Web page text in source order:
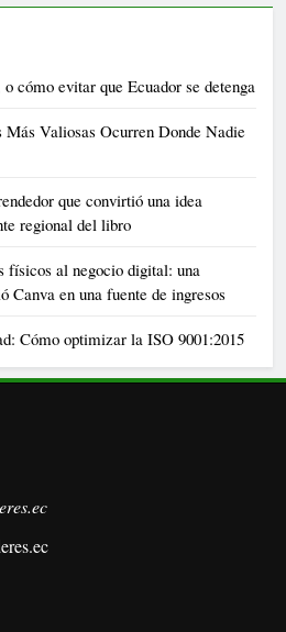
cómo evitar que Ecuador se detenga
Valiosas Ocurren Donde Nadie
que convirtió una idea
regional del libro
físicos al negocio digital: una
Canva en una fuente de ingresos
Cómo optimizar la ISO 9001:2015